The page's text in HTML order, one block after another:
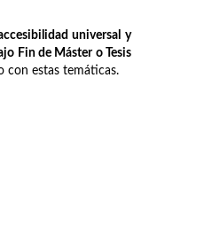
universal y
Fin de Máster o Tesis
con estas temáticas.